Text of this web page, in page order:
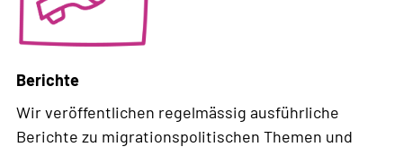
Berichte
Wir veröffentlichen regelmässig ausführliche
Berichte zu migrationspolitischen Themen und